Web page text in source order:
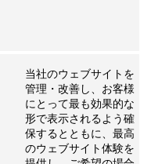
当社のウェブサイトを
管理・改善し、お客様
にとって最も効果的な
形で表示されるよう確
保するとともに、最高
のウェブサイト体験を